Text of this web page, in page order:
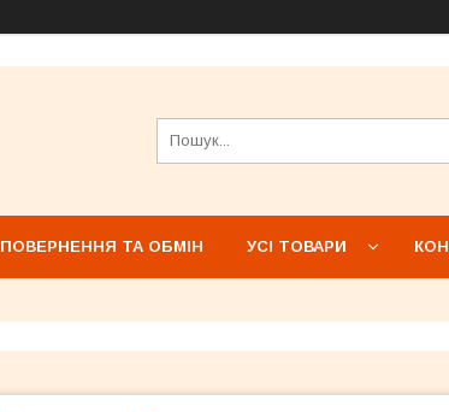
ПОВЕРНЕННЯ ТА ОБМІН УСІ ТОВАРИ